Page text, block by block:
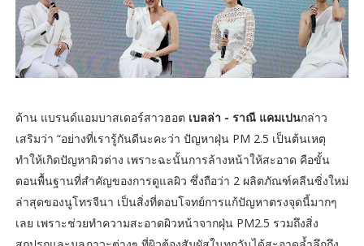
ด้าน แบรนด์แอมบาสเดอร์สาวฮอต เบลล่า - ราณี แคมเปนกล่าว
เสริมว่า “อย่างที่เรารู้กันดีนะคะว่า ปัญหาฝุ่น PM 2.5 เป็นต้นเหตุ
ทำให้เกิดปัญหาผิวต่าง เพราะฉะนั้นการล้างหน้าให้สะอาด คือขั้น
ตอนพื้นฐานที่สำคัญของการดูแลผิว ซึ่งถือว่า 2 ผลิตภัณฑ์คลีนซิ่งใหม่
ล่าสุดของนูโทรจีนา เป็นสิ่งที่ตอบโจทย์การแก้ปัญหาตรงจุดนี้มากๆ
เลย เพราะช่วยทำความสะอาดผิวหน้าจากฝุ่น PM2.5 รวมถึงสิ่ง